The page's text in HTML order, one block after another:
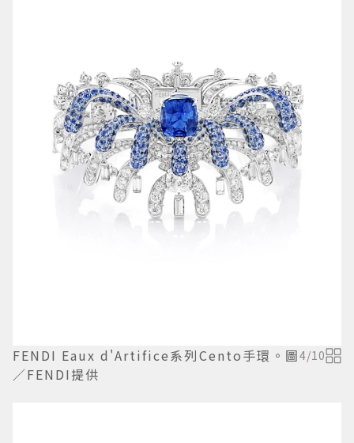
FENDI Eaux d'Artifice系列Cento手環。圖
／FENDI提供
4/10